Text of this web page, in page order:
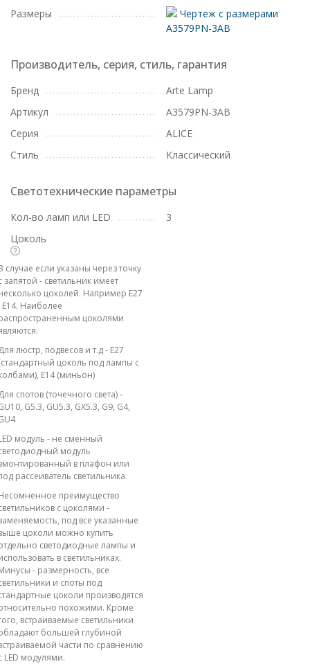
Размеры
Чертеж с размерами
A3579PN-3AB
Производитель, серия, стиль, гарантия
Бренд
Arte Lamp
Артикул
A3579PN-3AB
Серия
ALICE
Стиль
Классический
Светотехнические параметры
Кол-во ламп или LED
3
Цоколь
случае если указаны через точку
запятой - светильник имеет
цоколей. Например E27
E14. Наиболее
цоколями
люстр, подвесов и т.д - E27
цоколь под лампы с
E14 (миньон)
спотов (точечного света) -
G5.3, GU5.3, GX5.3, G9, G4,
модуль - не сменный
модуль
в плафон или
рассеиватель светильника.
преимущество
с цоколями -
под все указанные
цоколи можно купить
светодиодные лампы и
в светильниках.
- размерность, все
и споты под
цоколи производятся
похожими. Кроме
встраиваемые светильники
большей глубиной
части по сравнению
LED модулями.